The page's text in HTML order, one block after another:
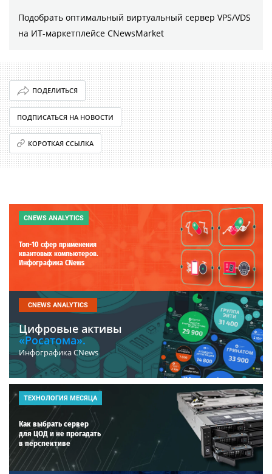
Подобрать оптимальный виртуальный сервер VPS/VDS
на ИТ-маркетплейсе CNewsMarket
ПОДЕЛИТЬСЯ
ПОДПИСАТЬСЯ НА НОВОСТИ
КОРОТКАЯ ССЫЛКА
CNEWS ANALYTICS
Топ-10 сфер применения
квантовых компьютеров.
Инфографика CNews
CNEWS ANALYTICS
Цифровые активы
«Росатома».
Инфографика CNews
ТЕХНОЛОГИЯ МЕСЯЦА
Как выбрать сервер
для ЦОД и не прогадать
в перспективе